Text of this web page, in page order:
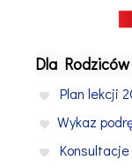
Dla
Plan lekcji
Wykaz